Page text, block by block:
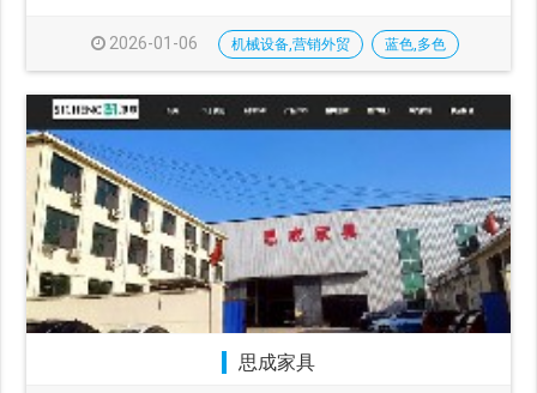
2026-01-06 机械设备,营销外贸 蓝色,多色
思成家具